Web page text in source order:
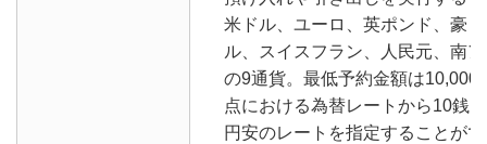
米ドル、ユーロ、英ポンド、豪
ル、スイスフラン、人民元、南
の9通貨。最低予約金額は10,000
点における為替レートから10銭
円安のレートを指定することが